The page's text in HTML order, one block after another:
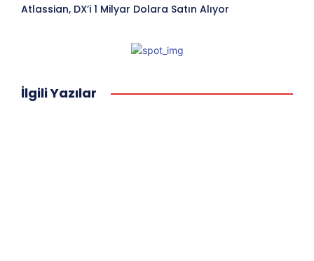
Atlassian, DX’i 1 Milyar Dolara Satın Alıyor
İlgili Yazılar